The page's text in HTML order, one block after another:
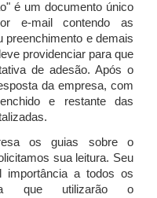
é um documento único
e-mail contendo as
preenchimento e demais
providenciar para que
de adesão. Após o
da empresa, com
e restante das
os guias sobre o
sua leitura. Seu
importância a todos os
que utilizarão o